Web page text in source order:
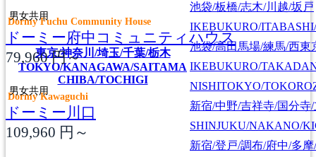
東京/神奈川/埼玉/千葉/栃木
TOKYO/KANAGAWA/SAITAMA
CHIBA/TOCHIGI
池袋/板橋/志木/川越/坂戸
IKEBUKURO/
池袋/高田馬場/練馬/西東
IKEBUKURO/
NISHITOKYO/
新宿/中野/吉祥寺/国分寺
SHINJUKU/NAKANO/
新宿/登戸/調布/府中/多
男女共用
Dormy Fuchu Community House
ドーミー府中コミュニティハウス
79,960円～
男女共用
Dormy Kawaguchi
ドーミー川口
109,960 円～